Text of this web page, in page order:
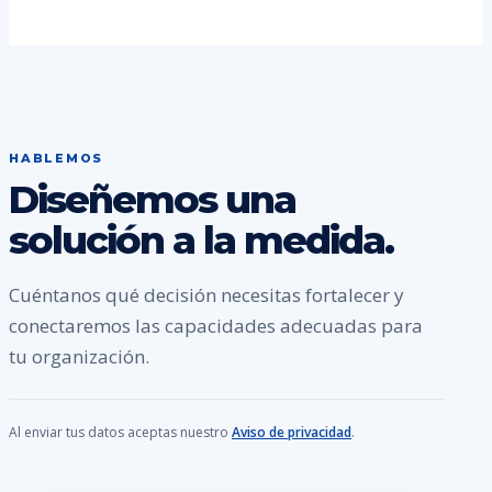
HABLEMOS
Diseñemos una
solución a la medida.
Cuéntanos qué decisión necesitas fortalecer y
conectaremos las capacidades adecuadas para
tu organización.
Al enviar tus datos aceptas nuestro Aviso de privacidad.